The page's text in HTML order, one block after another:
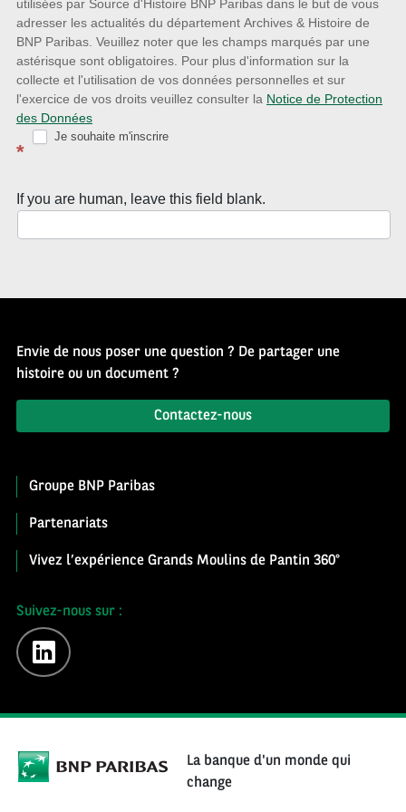
avec
la
Newsletter
Source
d’Histoire
utilisées par Source d'Histoire BNP Paribas dans le but de vous
adresser les actualités du département Archives & Histoire de
BNP Paribas. Veuillez noter que les champs marqués par une
astérisque sont obligatoires. Pour plus d'information sur la
collecte et l'utilisation de vos données personnelles et sur
l'exercice de vos droits veuillez consulter la Notice de Protection
des Données
*
Je souhaite m'inscrire
If you are human, leave this field blank.
Envie de nous poser une question ? De partager une
histoire ou un document ?
Contactez-nous
Groupe BNP Paribas
Partenariats
Vivez l’expérience Grands Moulins de Pantin 360°
Suivez-nous sur :
linkedin
La banque d'un monde qui
change